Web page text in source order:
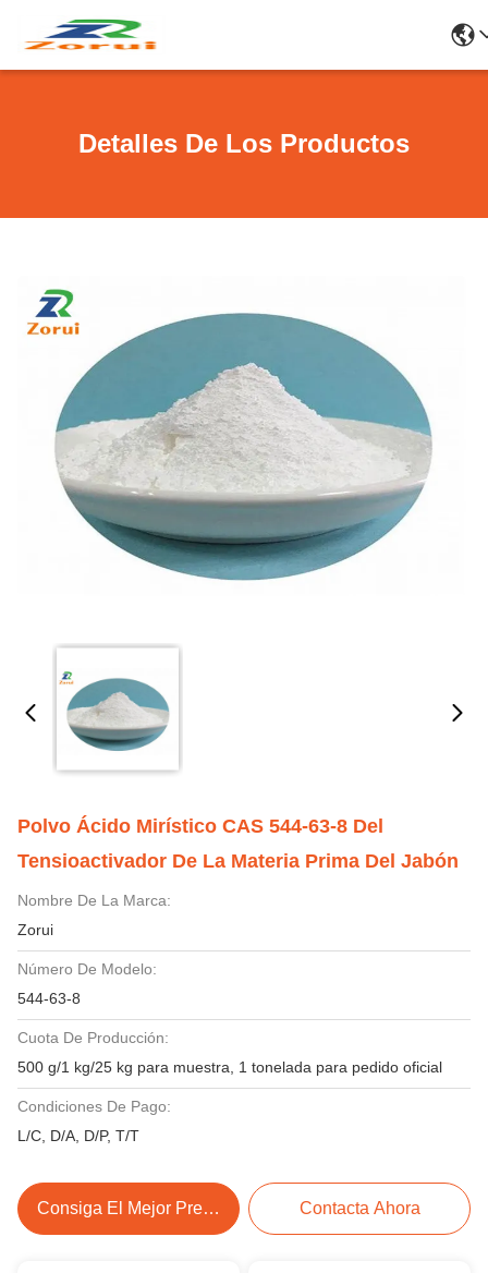
Detalles De Los Productos
Polvo Ácido Mirístico CAS 544-63-8 Del
Tensioactivador De La Materia Prima Del Jabón
Nombre De La Marca:
Zorui
Número De Modelo:
544-63-8
Cuota De Producción:
500 g/1 kg/25 kg para muestra, 1 tonelada para pedido oficial
Condiciones De Pago:
L/C, D/A, D/P, T/T
Consiga El Mejor Precio Contacta Ahora